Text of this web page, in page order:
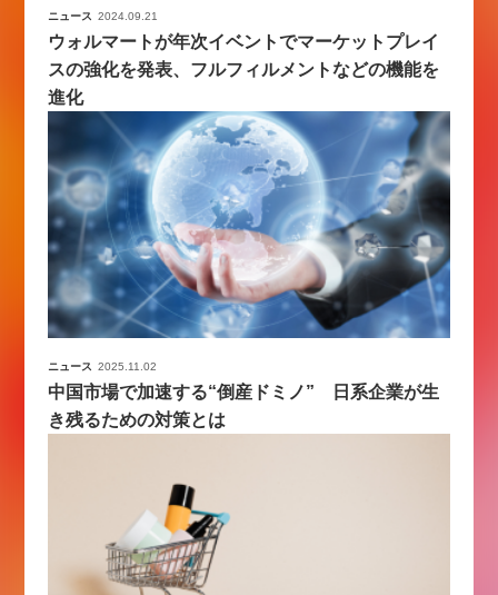
ニュース 2024.09.21
ウォルマートが年次イベントでマーケットプレイ
スの強化を発表、フルフィルメントなどの機能を
進化
ニュース 2025.11.02
中国市場で加速する“倒産ドミノ” 日系企業が生
き残るための対策とは